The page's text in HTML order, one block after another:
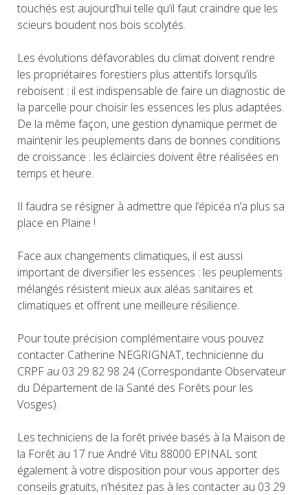
touchés est aujourd’hui telle qu’il faut craindre que les
scieurs boudent nos bois scolytés.
Les évolutions défavorables du climat doivent rendre
les propriétaires forestiers plus attentifs lorsqu’ils
reboisent : il est indispensable de faire un diagnostic de
la parcelle pour choisir les essences les plus adaptées.
De la même façon, une gestion dynamique permet de
maintenir les peuplements dans de bonnes conditions
de croissance : les éclaircies doivent être réalisées en
temps et heure.
Il faudra se résigner à admettre que l’épicéa n’a plus sa
place en Plaine !
Face aux changements climatiques, il est aussi
important de diversifier les essences : les peuplements
mélangés résistent mieux aux aléas sanitaires et
climatiques et offrent une meilleure résilience.
Pour toute précision complémentaire vous pouvez
contacter Catherine NEGRIGNAT, technicienne du
CRPF au 03 29 82 98 24 (Correspondante Observateur
du Département de la Santé des Forêts pour les
Vosges).
Les techniciens de la forêt privée basés à la Maison de
la Forêt au 17 rue André Vitu 88000 EPINAL sont
également à votre disposition pour vous apporter des
conseils gratuits, n’hésitez pas à les contacter au 03 29